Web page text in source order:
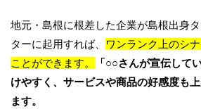
地元・島根に根差した企業が島根出身
ターに起用すれば、
ワンランク上のシ
ことができます。
「○○さんが宣伝して
けやすく、サービスや商品の好感度も
ます。